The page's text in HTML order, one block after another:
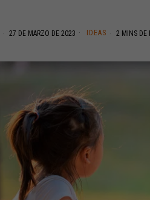
27 DE MARZO DE 2023 IDEAS 2 MINS DE